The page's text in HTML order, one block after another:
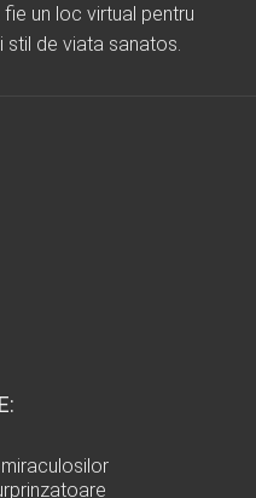
un loc virtual pentru
stil de viata sanatos.